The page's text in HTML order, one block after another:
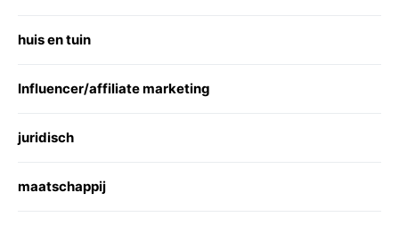
huis en tuin
Influencer/affiliate marketing
juridisch
maatschappij